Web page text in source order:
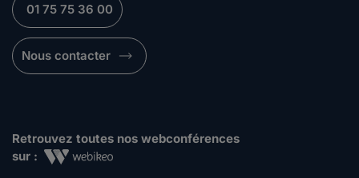
01 75 75 36 00
Nous contacter
Retrouvez toutes nos webconférences
sur :